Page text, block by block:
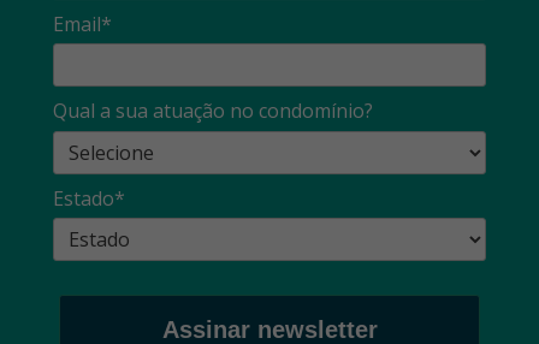
Email*
Qual a sua atuação no condomínio?
Estado*
Assinar newsletter